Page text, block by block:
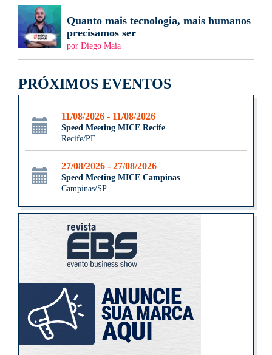
Quanto mais tecnologia, mais humanos
precisamos ser
por Diego Maia
PRÓXIMOS EVENTOS
11/08/2026 - 11/08/2026
Speed Meeting MICE Recife
Recife/PE
27/08/2026 - 27/08/2026
Speed Meeting MICE Campinas
Campinas/SP